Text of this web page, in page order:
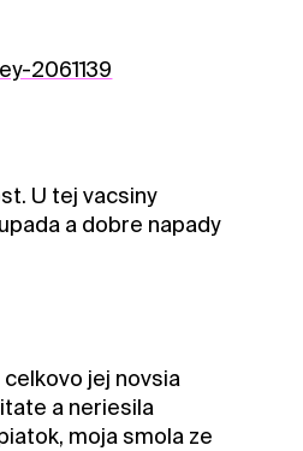
2061139
U tej vacsiny
a dobre napady
jej novsia
a neriesila
moja smola ze